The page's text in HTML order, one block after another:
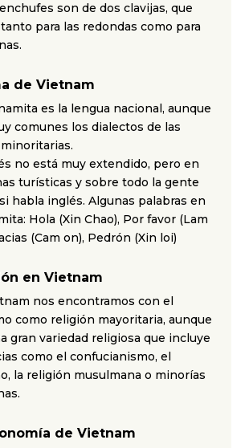
son de dos clavijas, que
para las redondas como para
de Vietnam
es la lengua nacional, aunque
comunes los dialectos de las
no está muy extendido, pero en
turísticas y sobre todo la gente
habla inglés. Algunas palabras en
Hola (Xin Chao), Por favor (Lam
(Cam on), Pedrón (Xin loi)
en Vietnam
nos encontramos con el
como religión mayoritaria, aunque
gran variedad religiosa que incluye
como el confucianismo, el
la religión musulmana o minorías
de Vietnam